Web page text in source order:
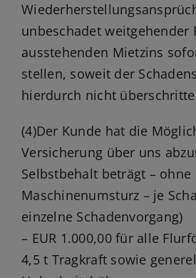
unbeschadet weitgehender
ausstehenden Mietzins
stellen, soweit der
hierdurch nicht
(4)Der Kunde hat die
Versicherung über uns
Selbstbehalt beträgt – ohne
Maschinenumsturz – je
einzelne Schadenvorgang)
– EUR 1.000,00 für alle
4,5 t Tragkraft sowie